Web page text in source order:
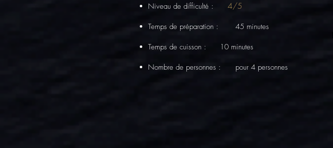
Niveau de difficulté :
Temps de préparation :
Temps de cuisson :
Nombre de personnes :
4/5
45 minutes
10 minutes
pour 4 personnes